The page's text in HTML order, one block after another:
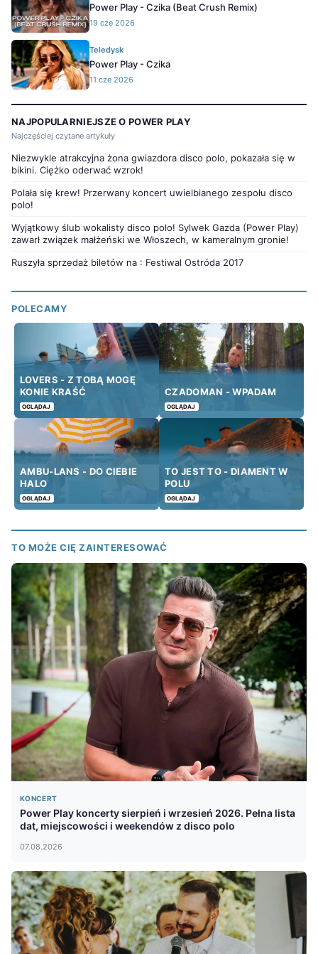
Power Play - Czika (Beat Crush Remix)
19 cze 2026
Teledysk
Power Play - Czika
11 cze 2026
NAJPOPULARNIEJSZE O POWER PLAY
Najczęściej czytane artykuły
Niezwykle atrakcyjna żona gwiazdora disco polo, pokazała się w
bikini. Ciężko oderwać wzrok!
Polała się krew! Przerwany koncert uwielbianego zespołu disco
polo!
Wyjątkowy ślub wokalisty disco polo! Sylwek Gazda (Power Play)
zawarł związek małżeński we Włoszech, w kameralnym gronie!
Ruszyła sprzedaż biletów na : Festiwal Ostróda 2017
POLECAMY
LOVERS - Z TOBĄ MOGĘ
KONIE KRAŚĆ
OGLĄDAJ
CZADOMAN - WPADAM
OGLĄDAJ
AMBU-LANS - DO CIEBIE
HALO
OGLĄDAJ
TO JEST TO - DIAMENT W
POLU
OGLĄDAJ
TO MOŻE CIĘ ZAINTERESOWAĆ
KONCERT
Power Play koncerty sierpień i wrzesień 2026. Pełna lista
dat, miejscowości i weekendów z disco polo
07.08.2026